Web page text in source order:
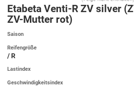
Etabeta Venti-R ZV silver
ZV-Mutter rot)
Saison
Reifengröße
/ R
Lastindex
Geschwindigkeitsindex